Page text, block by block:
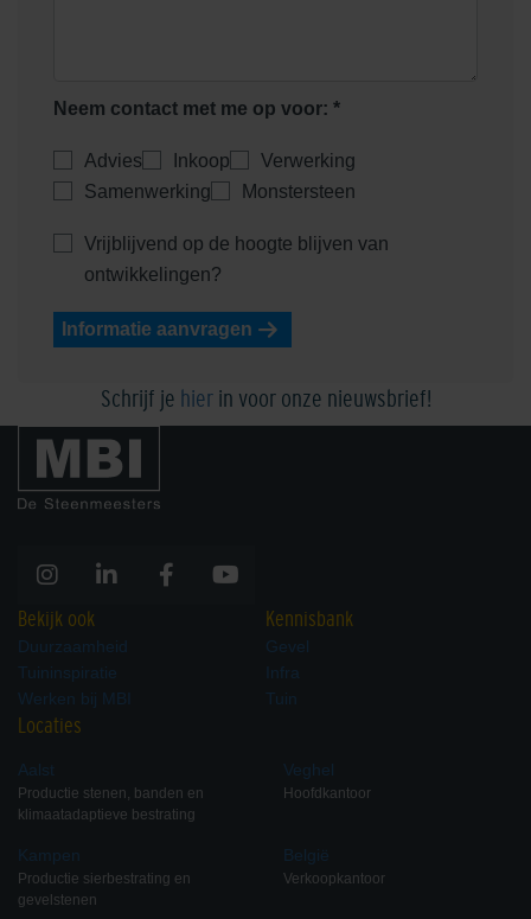
Neem contact met me op voor: *
Advies Inkoop
Verwerking
Samenwerking
Monstersteen
Vrijblijvend op de hoogte blijven van
ontwikkelingen?
Informatie aanvragen
Schrijf je hierin voor onze nieuwsbrief!
Bekijk ook
Duurzaamheid
Tuininspiratie
Werken bij MBI
Kennisbank
Gevel
Infra
Tuin
Locaties
Aalst
Productie stenen, banden en
klimaatadaptieve bestrating
Kampen
Productie sierbestrating en
gevelstenen
Veghel
Hoofdkantoor
België
Verkoopkantoor